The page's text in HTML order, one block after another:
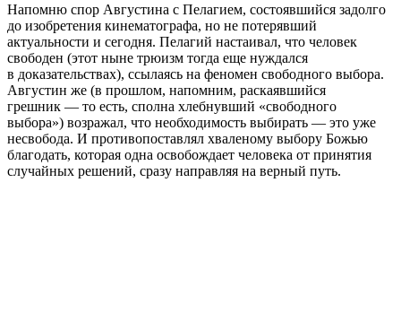
Напомню спор Августина с Пелагием, состоявшийся задолго
до изобретения кинематографа, но не потерявший
актуальности и сегодня. Пелагий настаивал, что человек
свободен (этот ныне трюизм тогда еще нуждался
в доказательствах), ссылаясь на феномен свободного выбора.
Августин же (в прошлом, напомним, раскаявшийся
грешник — то есть, сполна хлебнувший «свободного
выбора») возражал, что необходимость выбирать — это уже
несвобода. И противопоставлял хваленому выбору Божью
благодать, которая одна освобождает человека от принятия
случайных решений, сразу направляя на верный путь.